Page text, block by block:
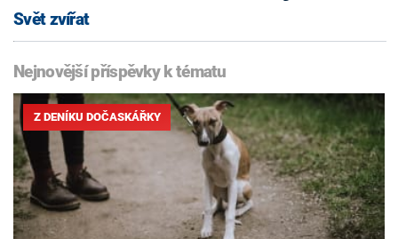
Svět zvířat
Nejnovější příspěvky k tématu
Z DENÍKU DOČASKÁŘKY